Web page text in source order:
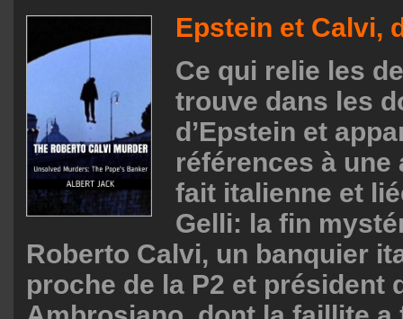
Epstein et Calvi,
Ce qui relie les
trouve dans les
d’Epstein et
références à une
fait italienne et
Gelli: la fin
Roberto Calvi, un banquier
proche de la P2 et président